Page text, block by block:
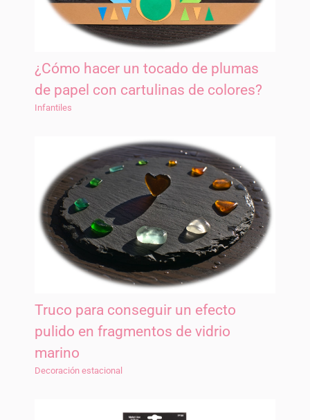
¿Cómo hacer un tocado de plumas
de papel con cartulinas de colores?
Infantiles
Truco para conseguir un efecto
pulido en fragmentos de vidrio
marino
Decoración estacional